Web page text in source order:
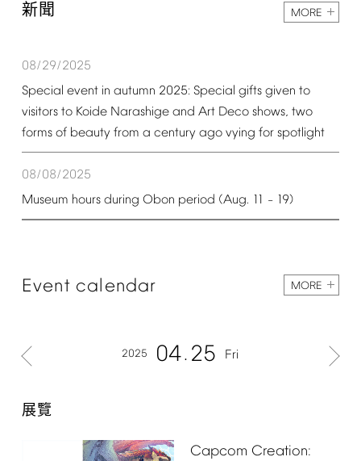
新聞 MORE
08/29/2025
Special event in autumn 2025: Special gifts given to
visitors to Koide Narashige and Art Deco shows, two
forms of beauty from a century ago vying for spotlight
08/08/2025
Museum hours during Obon period (Aug. 11 – 19)
Event calendar MORE
2025 04 25 Fri
展覽
Capcom Creation: